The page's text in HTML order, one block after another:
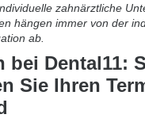
zahnärztliche
hängen immer von der
ab.
bei Dental11:
Sie Ihren